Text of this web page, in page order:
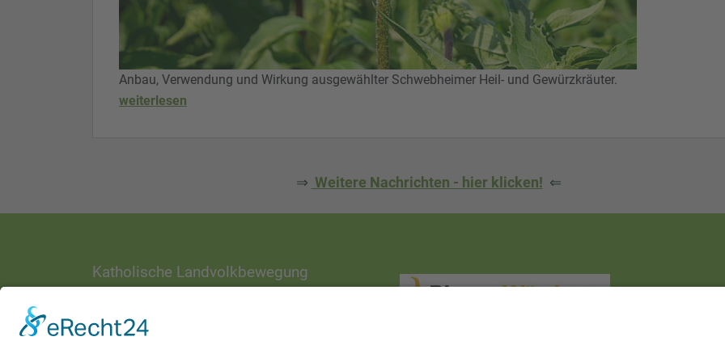
Anbau, Verwendung und Wirkung ausgewählter Schwebheimer Heil- und Gewürzkräuter.
weiterlesen
⇒ Weitere Nachrichten - hier klicken! ⇐
Katholische Landvolkbewegung
Ottostraße 1